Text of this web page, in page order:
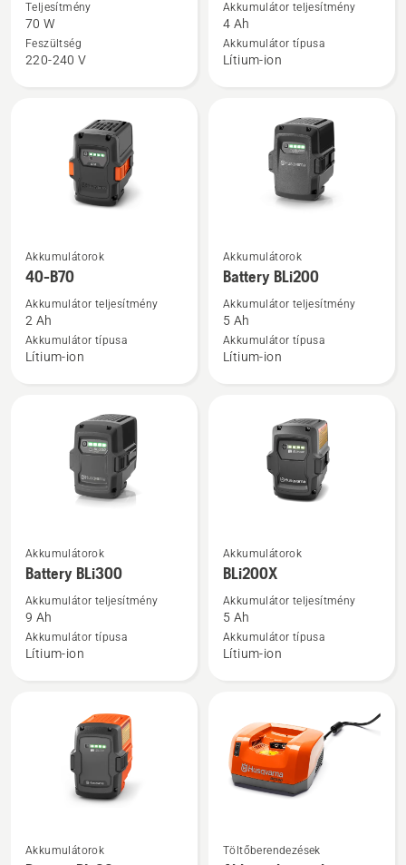
Aspire™
P4A
18-
Teljesítmény
70 W
Feszültség
220-240 V
40-
B140
termékről
Akkumulátor teljesítmény
4 Ah
Akkumulátor típusa
Lítium-ion
További
részletek
40-
B70
termékről
Akkumulátorok
40-B70
Akkumulátor teljesítmény
2 Ah
Akkumulátor típusa
Lítium-ion
További
részletek
Battery
BLi200
termékről
Akkumulátorok
Battery BLi200
Akkumulátor teljesítmény
5 Ah
Akkumulátor típusa
Lítium-ion
További
részletek
Battery
BLi300
termékről
Akkumulátorok
Battery BLi300
Akkumulátor teljesítmény
9 Ah
Akkumulátor típusa
Lítium-ion
További
részletek
BLi200X
termékről
Akkumulátorok
BLi200X
Akkumulátor teljesítmény
5 Ah
Akkumulátor típusa
Lítium-ion
További
Akkumulátorok
További
Töltőberendezések